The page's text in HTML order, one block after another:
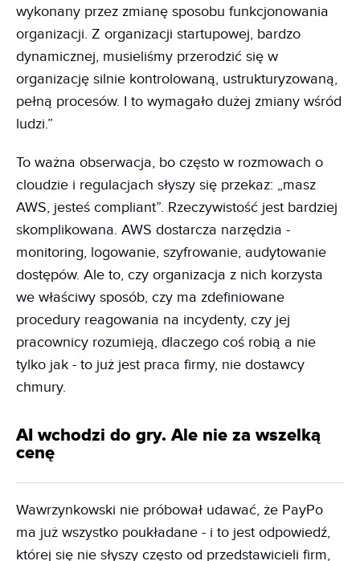
wykonany przez zmianę sposobu funkcjonowania
organizacji. Z organizacji startupowej, bardzo
dynamicznej, musieliśmy przerodzić się w
organizację silnie kontrolowaną, ustrukturyzowaną,
pełną procesów. I to wymagało dużej zmiany wśród
ludzi.”
To ważna obserwacja, bo często w rozmowach o
cloudzie i regulacjach słyszy się przekaz: „masz
AWS, jesteś compliant”. Rzeczywistość jest bardziej
skomplikowana. AWS dostarcza narzędzia -
monitoring, logowanie, szyfrowanie, audytowanie
dostępów. Ale to, czy organizacja z nich korzysta
we właściwy sposób, czy ma zdefiniowane
procedury reagowania na incydenty, czy jej
pracownicy rozumieją, dlaczego coś robią a nie
tylko jak - to już jest praca firmy, nie dostawcy
chmury.
AI wchodzi do gry. Ale nie za wszelką
cenę
Wawrzynkowski nie próbował udawać, że PayPo
ma już wszystko poukładane - i to jest odpowiedź,
której się nie słyszy często od przedstawicieli firm,